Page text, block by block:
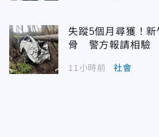
失蹤5個月尋獲！
骨 警方報請相驗
11小時前 社會